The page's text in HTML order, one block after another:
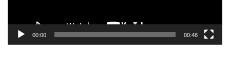
00:00 00:48